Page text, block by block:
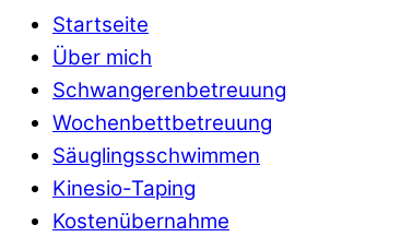
Startseite
Über mich
Schwangerenbetreuung
Wochenbettbetreuung
Säuglingsschwimmen
Kinesio-Taping
Kostenübernahme